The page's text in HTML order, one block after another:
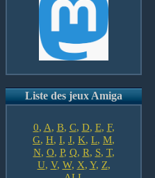
Liste des jeux Amiga
0, A, B, C, D, E, F,
G, H, I, J, K, L, M,
N, O, P, Q, R, S, T,
U, V, W, X, Y, Z,